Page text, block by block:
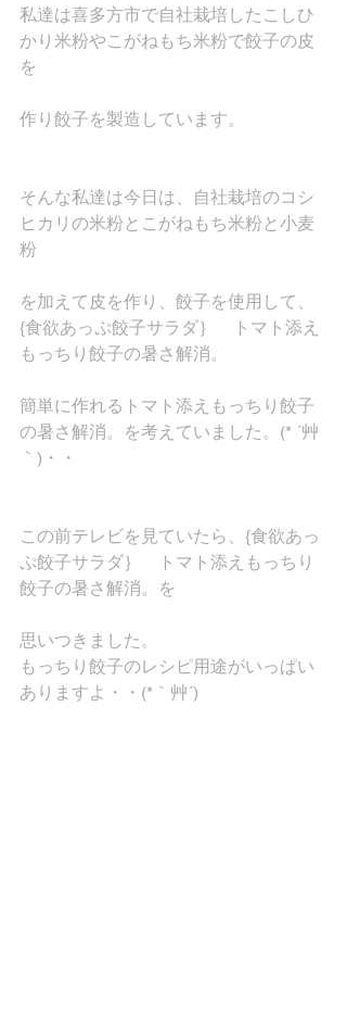
私達は喜多方市で自社栽培したこしひ
かり米粉やこがねもち米粉で餃子の皮
を
作り餃子を製造しています。
そんな私達は今日は、自社栽培のコシ
ヒカリの米粉とこがねもち米粉と小麦
粉
を加えて皮を作り、餃子を使用して、
{食欲あっぷ餃子サラダ｝　トマト添え
もっちり餃子の暑さ解消。
簡単に作れるトマト添えもっちり餃子
の暑さ解消。を考えていました。(* ´艸
｀)・・
この前テレビを見ていたら、{食欲あっ
ぷ餃子サラダ｝　トマト添えもっちり
餃子の暑さ解消。を
思いつきました。
もっちり餃子のレシピ用途がいっぱい
ありますよ・・(*｀艸´)